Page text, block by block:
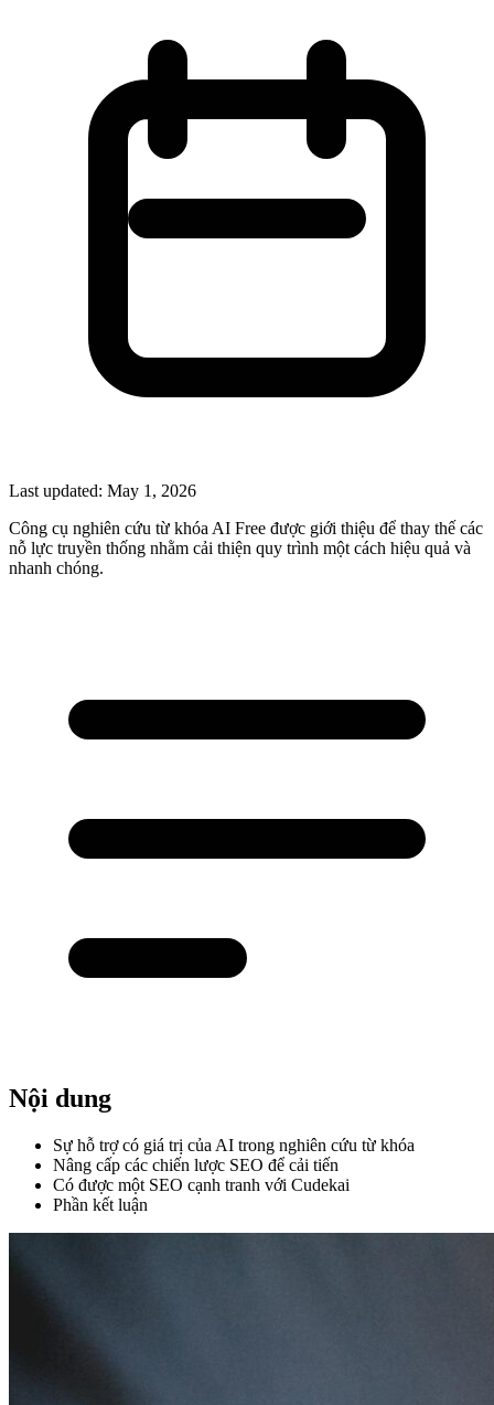
Last updated: May 1, 2026
Công cụ nghiên cứu từ khóa AI Free được giới thiệu để thay thế các
nỗ lực truyền thống nhằm cải thiện quy trình một cách hiệu quả và
nhanh chóng.
Nội dung
Sự hỗ trợ có giá trị của AI trong nghiên cứu từ khóa
Nâng cấp các chiến lược SEO để cải tiến
Có được một SEO cạnh tranh với Cudekai
Phần kết luận